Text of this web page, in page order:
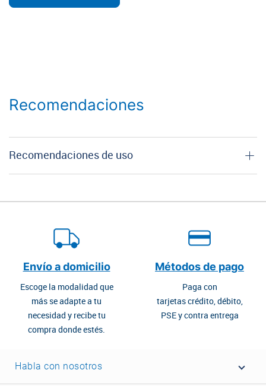
Recomendaciones
Recomendaciones de uso
Envío a domicilio
Escoge la modalidad que
más se adapte a tu
necesidad y recibe tu
compra donde estés.
Métodos de pago
Paga con
tarjetas crédito, débito,
PSE y contra entrega
Habla con nosotros